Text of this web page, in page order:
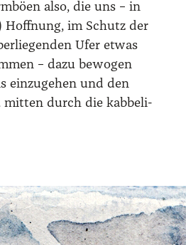
also, die uns – in
Hoff­nung, im Schutz der
Ufer etwas
– dazu bewo­gen
ein­zu­ge­hen und den
mit­ten durch die kab­be­li­